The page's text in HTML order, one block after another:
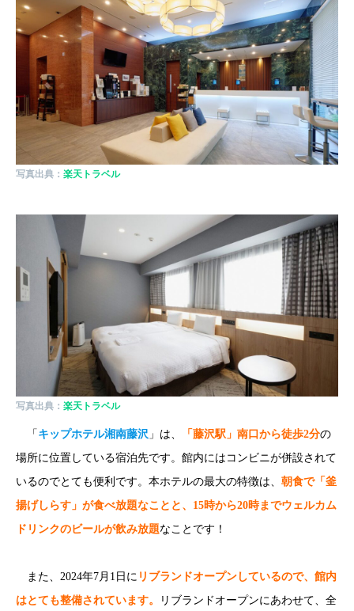
写真出典： 楽天トラベル
写真出典： 楽天トラベル
「 キップホテル湘南藤沢 」は、 「藤沢駅」南口から徒歩2分の
場所に位置している宿泊先です。館内にはコンビニが併設されて
いるのでとても便利です。本ホテルの最大の特徴は、 朝食で「釜
揚げしらす」が食べ放題なことと、15時から20時までウェルカム
ドリンクのビールが飲み放題なことです！
また、2024年7月1日に リブランドオープンしているので、館内
はとても整備されています。
リブランドオープンにあわせて、全